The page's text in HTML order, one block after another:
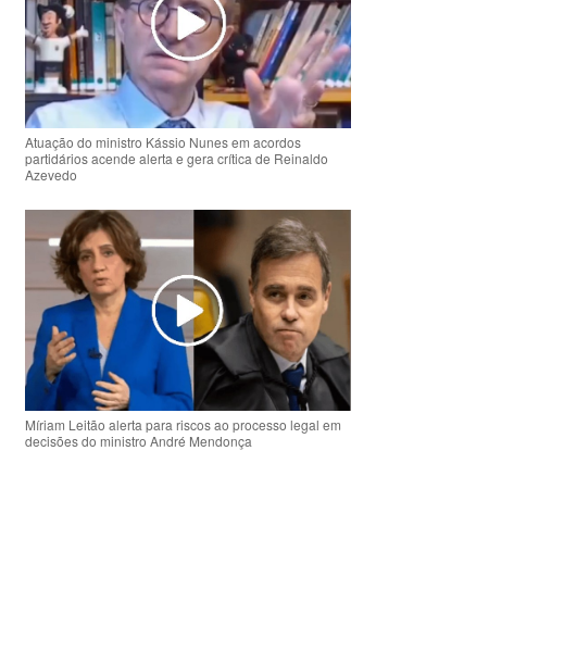
Atuação do ministro Kássio Nunes em acordos
partidários acende alerta e gera crítica de Reinaldo
Azevedo
Míriam Leitão alerta para riscos ao processo legal em
decisões do ministro André Mendonça